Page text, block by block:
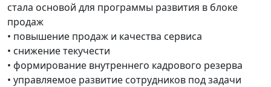
стала основой для программы развития в блоке
продаж
• повышение продаж и качества сервиса
• снижение текучести
• формирование внутреннего кадрового резерва
• управляемое развитие сотрудников под задачи